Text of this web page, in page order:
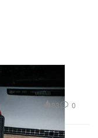
牙音箱
83 0